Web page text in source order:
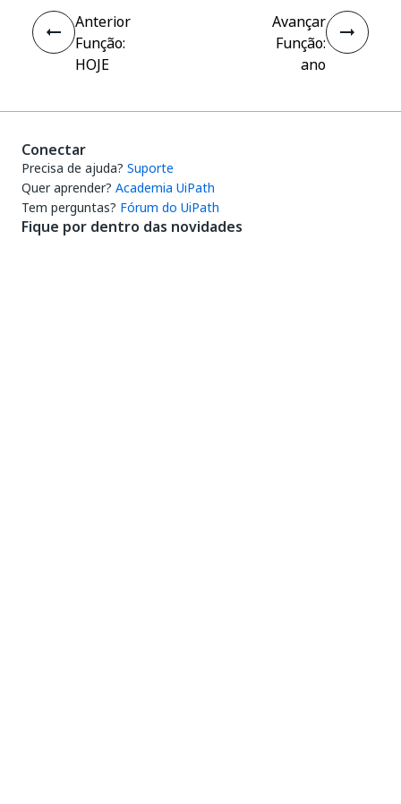
Anterior
Função:
HOJE
Avançar
Função:
ano
Conectar
Precisa de ajuda? Suporte
Quer aprender? Academia UiPath
Tem perguntas? Fórum do UiPath
Fique por dentro das novidades